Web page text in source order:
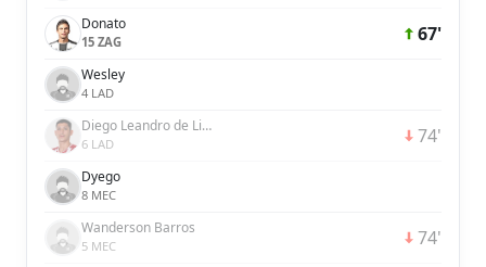
Donato
15 ZAG 67'
Wesley
4 LAD
Diego Leandro de Lima Ferreira
6 LAD 74'
Dyego
8 MEC
Wanderson Barros
5 MEC 74'